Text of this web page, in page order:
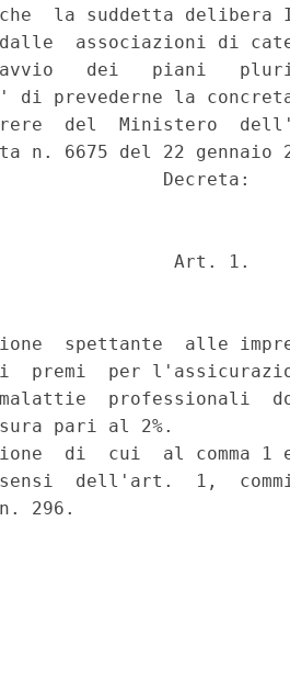
la suddetta delibera
dalle  associazioni di
dei   piani
prevederne la
del  Ministero
n. 6675 del 22 gennaio
Decreta:
Art. 1.
spettante  alle
premi  per
professionali
pari al 2%.
di  cui  al comma 1
dell'art.  1,  commi